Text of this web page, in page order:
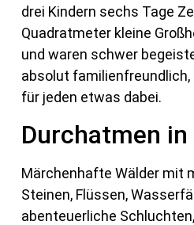
drei Kindern sechs Tage
Quadratmeter kleine
und waren schwer
absolut
für jeden etwas dabei.
Durchatmen
Märchenhafte Wälder mit
Steinen, Flüssen,
abenteuerliche